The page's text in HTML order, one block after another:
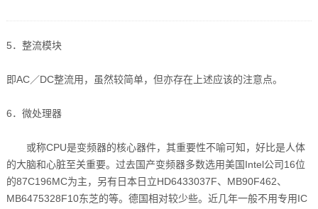
5．整流模块
即AC／DC整流用，虽然较简单，但亦存在上述应该的注意点。
6．微处理器
或称CPU是变频器的核心器件，其重要性不喻可知，好比是人体
的大脑和心脏至关重要。过去国产变频器多数选用美国Intel公司16位
的87C196MC为主，另有日本日立HD6433037F、MB90F462、
MB6475328F10东芝的等。德国相对较少些。近几年一般不用专用IC